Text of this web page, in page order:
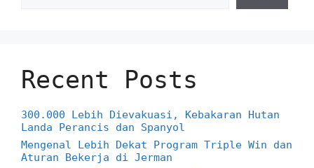
Recent Posts
300.000 Lebih Dievakuasi, Kebakaran Hutan
Landa Perancis dan Spanyol
Mengenal Lebih Dekat Program Triple Win dan
Aturan Bekerja di Jerman